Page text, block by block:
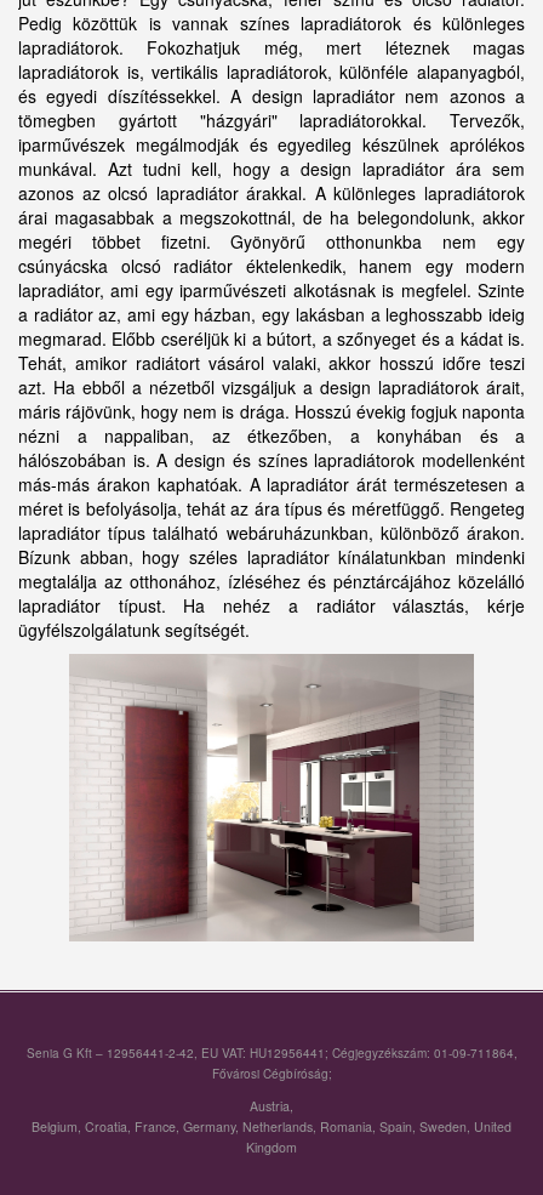
Pedig közöttük is vannak színes lapradiátorok és különleges
lapradiátorok. Fokozhatjuk még, mert léteznek magas
lapradiátorok is, vertikális lapradiátorok, különféle alapanyagból,
és egyedi díszítéssekkel. A design lapradiátor nem azonos a
tömegben gyártott "házgyári" lapradiátorokkal. Tervezők,
iparművészek megálmodják és egyedileg készülnek aprólékos
munkával. Azt tudni kell, hogy a design lapradiátor ára sem
azonos az olcsó lapradiátor árakkal. A különleges lapradiátorok
árai magasabbak a megszokottnál, de ha belegondolunk, akkor
megéri többet fizetni. Gyönyörű otthonunkba nem egy
csúnyácska olcsó radiátor éktelenkedik, hanem egy modern
lapradiátor, ami egy iparművészeti alkotásnak is megfelel. Szinte
a radiátor az, ami egy házban, egy lakásban a leghosszabb ideig
megmarad. Előbb cseréljük ki a bútort, a szőnyeget és a kádat is.
Tehát, amikor radiátort vásárol valaki, akkor hosszú időre teszi
azt. Ha ebből a nézetből vizsgáljuk a design lapradiátorok árait,
máris rájövünk, hogy nem is drága. Hosszú évekig fogjuk naponta
nézni a nappaliban, az étkezőben, a konyhában és a
hálószobában is. A design és színes lapradiátorok modellenként
más-más árakon kaphatóak. A lapradiátor árát természetesen a
méret is befolyásolja, tehát az ára típus és méretfüggő. Rengeteg
lapradiátor típus található webáruházunkban, különböző árakon.
Bízunk abban, hogy széles lapradiátor kínálatunkban mindenki
megtalálja az otthonához, ízléséhez és pénztárcájához közelálló
lapradiátor típust. Ha nehéz a radiátor választás, kérje
ügyfélszolgálatunk segítségét.
Senia G Kft – 12956441-2-42, EU VAT: HU12956441; Cégjegyzékszám: 01-09-711864,
Fővárosi Cégbíróság;
Austria,
Belgium, Croatia, France, Germany, Netherlands, Romania, Spain, Sweden, United
Kingdom